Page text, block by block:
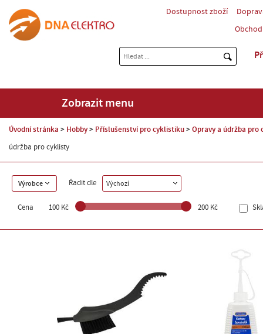
Dostupnost zboží
Zobrazit menu
Úvodní stránka Hobby Příslušenství pro cyklistiku Opravy a údržba pro
údržba pro cyklisty
Výrobce Řadit dle Výchozí
Cena 100 Kč 200 Kč